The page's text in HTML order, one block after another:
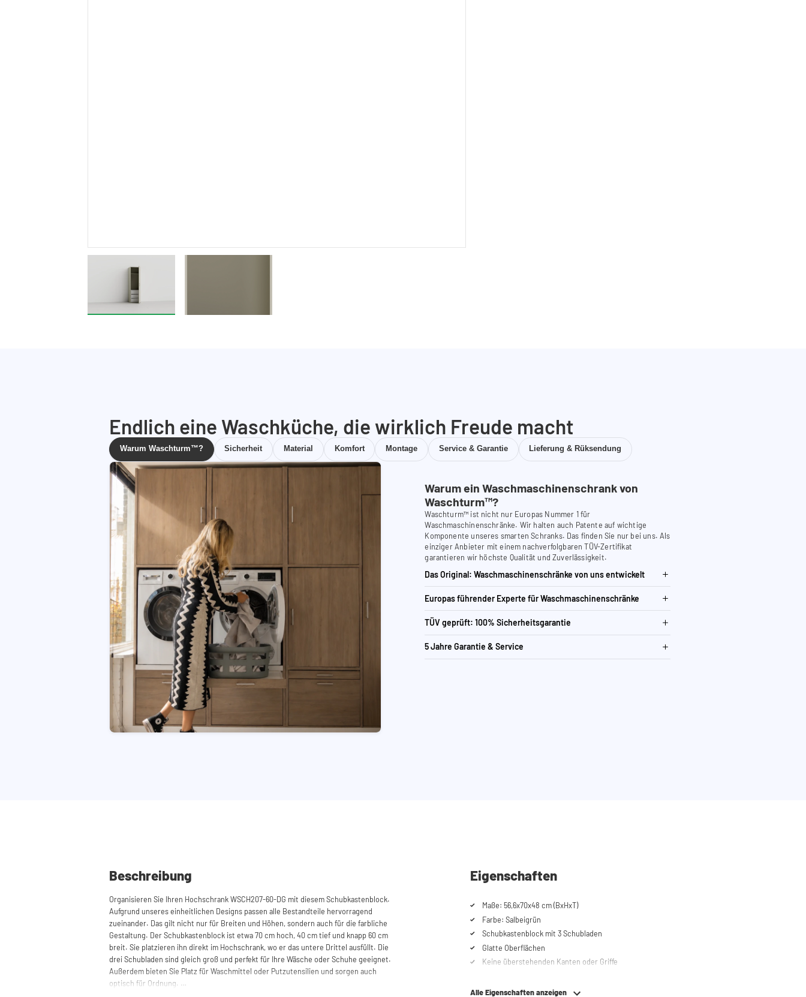
Endlich eine Waschküche, die wirklich Freude macht
Warum Waschturm™? Sicherheit Material Komfort Montage Service & Garantie Lieferung & Rüksendung
Warum ein Waschmaschinenschrank von
Waschturm™?
Waschturm™ ist nicht nur Europas Nummer 1 für
Waschmaschinenschränke. Wir halten auch Patente auf wichtige
Komponente unseres smarten Schranks. Das finden Sie nur bei uns. Als
einziger Anbieter mit einem nachverfolgbaren TÜV-Zertifikat
garantieren wir höchste Qualität und Zuverlässigkeit.
Das Original: Waschmaschinenschränke von uns entwickelt
Europas führender Experte für Waschmaschinenschränke
TÜV geprüft: 100% Sicherheitsgarantie
5 Jahre Garantie & Service
Beschreibung
Organisieren Sie Ihren Hochschrank WSCH207-60-DG mit diesem Schubkastenblock.
Aufgrund unseres einheitlichen Designs passen alle Bestandteile hervorragend
zueinander. Das gilt nicht nur für Breiten und Höhen, sondern auch für die farbliche
Gestaltung. Der Schubkastenblock ist etwa 70 cm hoch, 40 cm tief und knapp 60 cm
breit. Sie platzieren ihn direkt im Hochschrank, wo er das untere Drittel ausfüllt. Die
drei Schubladen sind gleich groß und perfekt für Ihre Wäsche oder Schuhe geeignet.
Außerdem bieten Sie Platz für Waschmittel oder Putzutensilien und sorgen auch
optisch für Ordnung.
Eigenschaften
Maße: 56,6x70x48 cm (BxHxT)
Farbe: Salbeigrün
Schubkastenblock mit 3 Schubladen
Glatte Oberflächen
Keine überstehenden Kanten oder Griffe
Alle Eigenschaften anzeigen